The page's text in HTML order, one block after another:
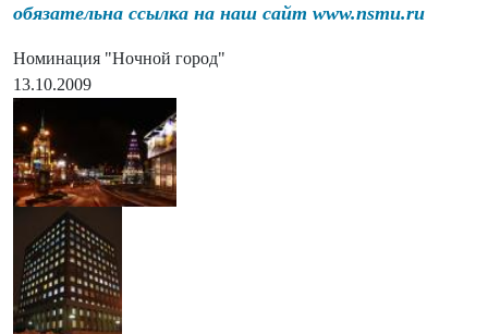
обязательна ссылка на наш сайт www.nsmu.ru
Номинация "Ночной город"
13.10.2009